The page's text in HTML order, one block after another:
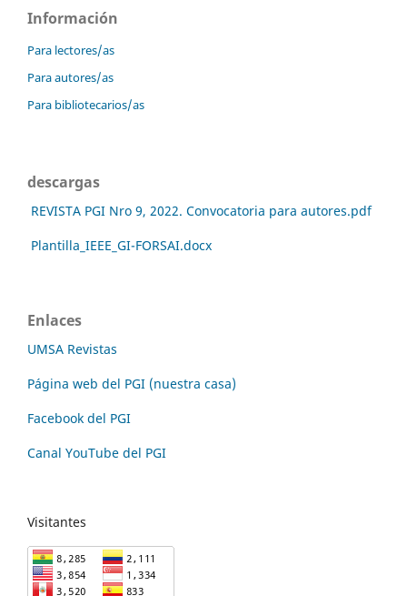
Información
Para lectores/as
Para autores/as
Para bibliotecarios/as
descargas
REVISTA PGI Nro 9, 2022. Convocatoria para autores.pdf
Plantilla_IEEE_GI-FORSAI.docx
Enlaces
UMSA Revistas
Página web del PGI (nuestra casa)
Facebook del PGI
Canal YouTube del PGI
Visitantes